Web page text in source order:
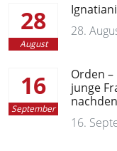
28
August
28.
16
September
Orden
junge
16.